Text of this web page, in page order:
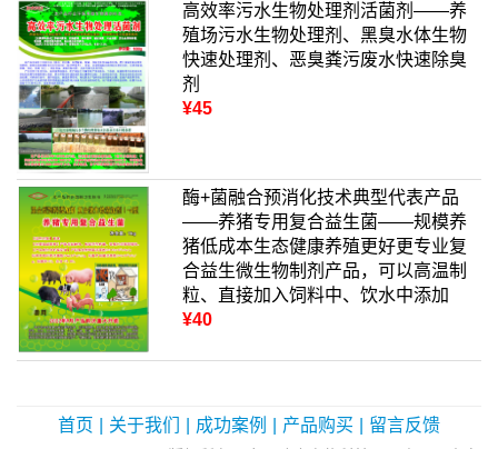
高效率污水生物处理剂活菌剂——养
殖场污水生物处理剂、黑臭水体生物
快速处理剂、恶臭粪污废水快速除臭
剂
¥45
酶+菌融合预消化技术典型代表产品
——养猪专用复合益生菌——规模养
猪低成本生态健康养殖更好更专业复
合益生微生物制剂产品，可以高温制
粒、直接加入饲料中、饮水中添加
¥40
首页 关于我们 成功案例 产品购买 留言反馈